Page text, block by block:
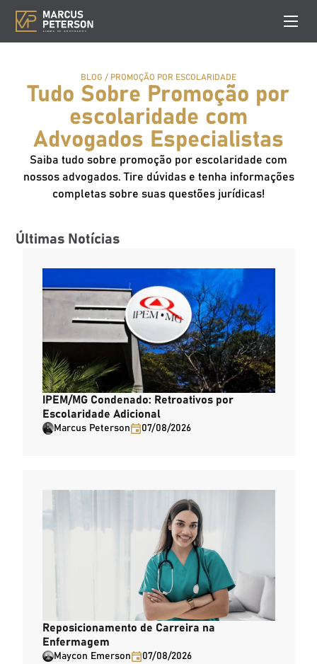
BLOG / PROMOÇÃO POR ESCOLARIDADE
Tudo Sobre Promoção por
escolaridade com
Advogados Especialistas
Saiba tudo sobre promoção por escolaridade com
nossos advogados. Tire dúvidas e tenha informações
completas sobre suas questões jurídicas!
Últimas Notícias
IPEM/MG Condenado: Retroativos por
Escolaridade Adicional
Marcus Peterson 07/08/2026
Reposicionamento de Carreira na
Enfermagem
Maycon Emerson 07/08/2026